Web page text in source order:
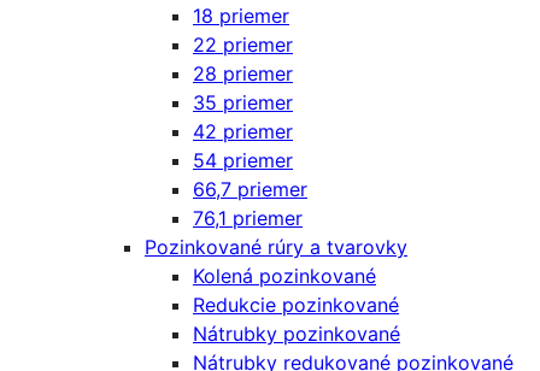
18 priemer
22 priemer
28 priemer
35 priemer
42 priemer
54 priemer
66,7 priemer
76,1 priemer
Pozinkované rúry a tvarovky
Kolená pozinkované
Redukcie pozinkované
Nátrubky pozinkované
Nátrubky redukované pozinkované